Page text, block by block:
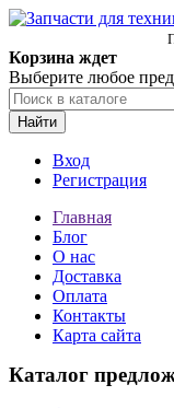
Корзина ждет
Выберите любое
Найти
Вход
Регистрация
Главная
Блог
О нас
Доставка
Оплата
Контакты
Карта сайта
Каталог